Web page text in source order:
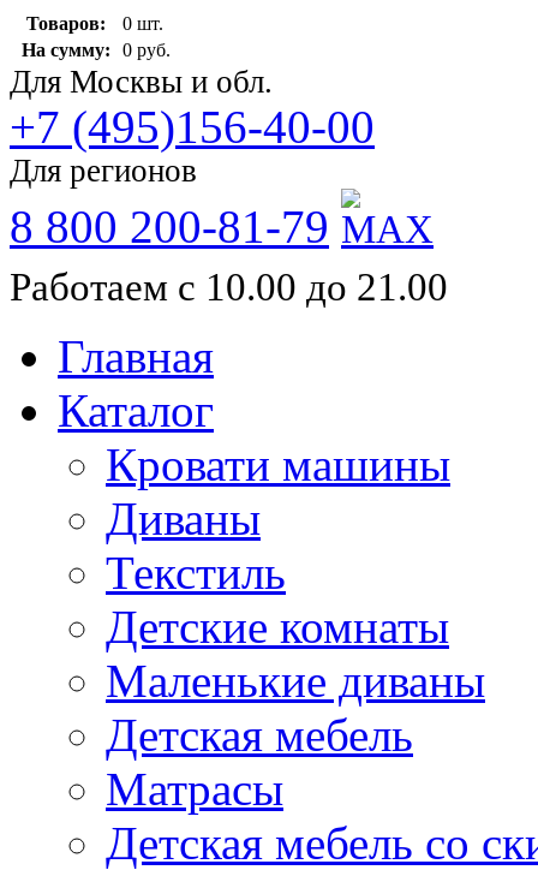
Товаров:
0 шт.
На сумму:
0 руб.
Для Москвы и обл.
+7 (495)156-40-00
Для регионов
8 800 200-81-79
Работаем с 10.00 до 21.00
Главная
Каталог
Кровати машины
Диваны
Текстиль
Детские комнаты
Маленькие диваны
Детская мебель
Матрасы
Детская мебель со